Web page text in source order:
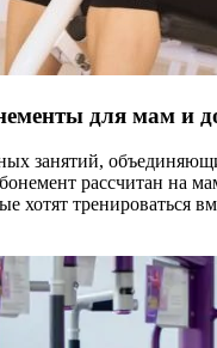
для мам и
занятий,
рассчитан на
хотят тренироваться